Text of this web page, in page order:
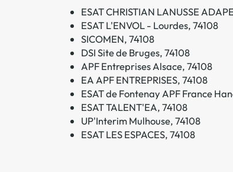
ESAT CHRISTIAN LANUSSE
ESAT L'ENVOL - Lourdes, 74108
SICOMEN, 74108
DSI Site de Bruges, 74108
APF Entreprises Alsace, 74108
EA APF ENTREPRISES, 74108
ESAT de Fontenay APF France
ESAT TALENT'EA, 74108
UP'Interim Mulhouse, 74108
ESAT LES ESPACES, 74108